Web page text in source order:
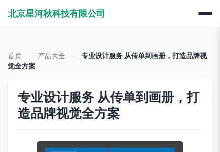
北京星河秋科技有限公司
首页 产品大全
专业设计服务 从传单到画册，打造品牌视
觉全方案
专业设计服务 从传单到画册，打
造品牌视觉全方案